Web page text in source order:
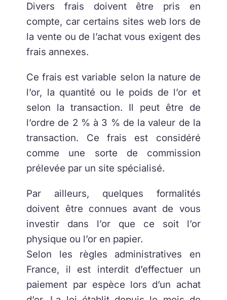
Divers frais doivent être pris en
compte, car certains sites web lors de
la vente ou de l’achat vous exigent des
frais annexes.
Ce frais est variable selon la nature de
l’or, la quantité ou le poids de l’or et
selon la transaction. Il peut être de
l’ordre de 2 % à 3 % de la valeur de la
transaction. Ce frais est considéré
comme une sorte de commission
prélevée par un site spécialisé.
Par ailleurs, quelques formalités
doivent être connues avant de vous
investir dans l’or que ce soit l’or
physique ou l’or en papier.
Selon les règles administratives en
France, il est interdit d’effectuer un
paiement par espèce lors d’un achat